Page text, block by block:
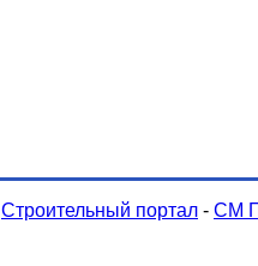
Строительный портал - СМ